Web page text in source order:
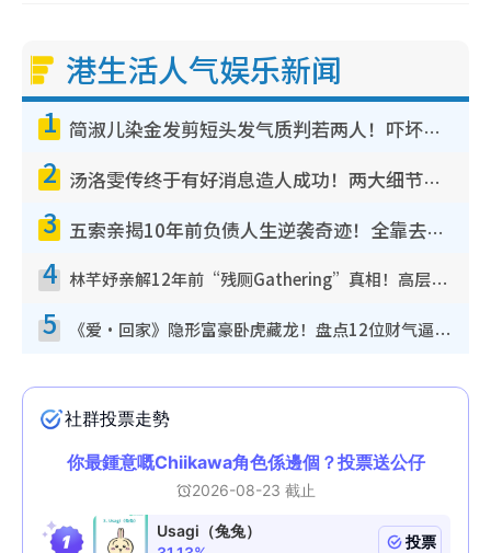
港生活人气娱乐新闻
1 简淑儿染金发剪短头发气质判若两人！吓坏老公麦大力都认不出：“你做什么？”
2 汤洛雯传终于有好消息造人成功！两大细节曝孕味极浓引猜测：大肚婆先会咁！
3 五索亲揭10年前负债人生逆袭奇迹！全靠去一地方转运后即遇上马先生
4 林芊妤亲解12年前“残厕Gathering”真相！高层解约一句话重创尊严，至今拒返TVB
5 《爱·回家》隐形富豪卧虎藏龙！盘点12位财气逼人的有钱艺人：这位美女3亿身家不愁做